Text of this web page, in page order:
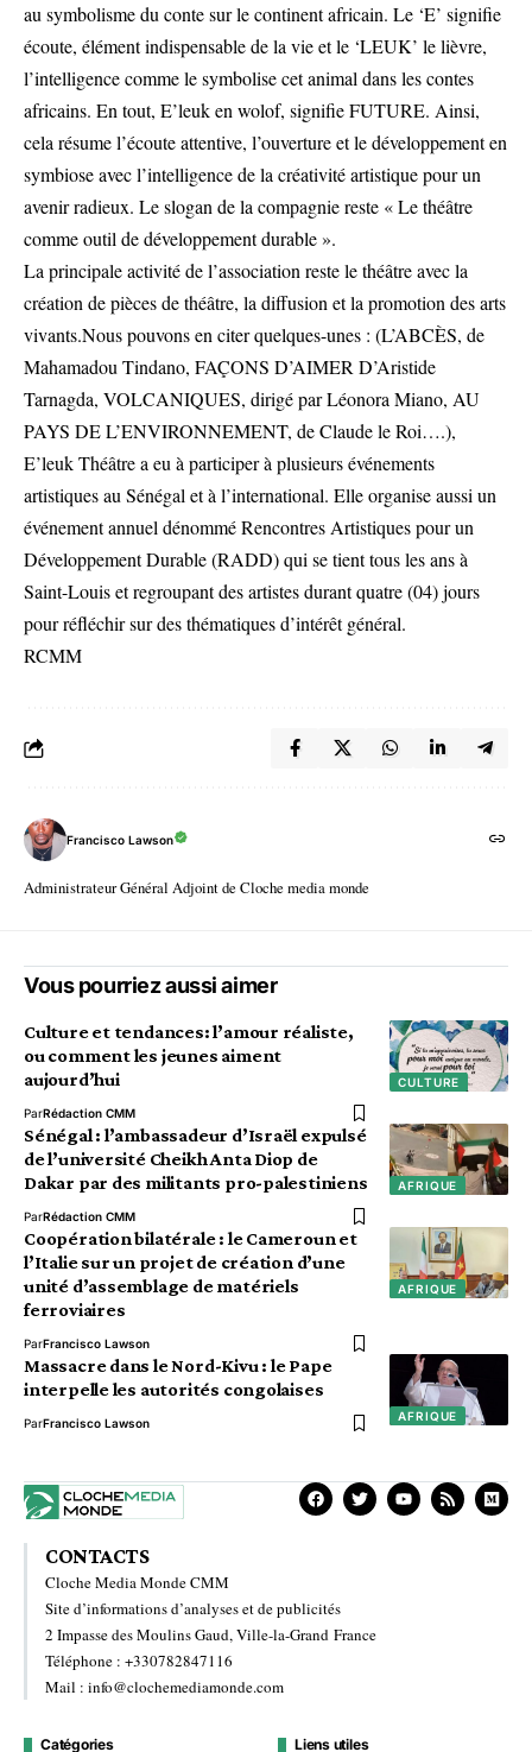
au symbolisme du conte sur le continent africain. Le ‘E’ signifie
écoute, élément indispensable de la vie et le ‘LEUK’ le lièvre,
l’intelligence comme le symbolise cet animal dans les contes
africains. En tout, E’leuk en wolof, signifie FUTURE. Ainsi,
cela résume l’écoute attentive, l’ouverture et le développement en
symbiose avec l’intelligence de la créativité artistique pour un
avenir radieux. Le slogan de la compagnie reste « Le théâtre
comme outil de développement durable ».
La principale activité de l’association reste le théâtre avec la
création de pièces de théâtre, la diffusion et la promotion des arts
vivants.Nous pouvons en citer quelques-unes : (L’ABCÈS, de
Mahamadou Tindano, FAÇONS D’AIMER D’Aristide
Tarnagda, VOLCANIQUES, dirigé par Léonora Miano, AU
PAYS DE L’ENVIRONNEMENT, de Claude le Roi….),
E’leuk Théâtre a eu à participer à plusieurs événements
artistiques au Sénégal et à l’international. Elle organise aussi un
événement annuel dénommé Rencontres Artistiques pour un
Développement Durable (RADD) qui se tient tous les ans à
Saint-Louis et regroupant des artistes durant quatre (04) jours
pour réfléchir sur des thématiques d’intérêt général.
RCMM
Francisco Lawson
Administrateur Général Adjoint de Cloche media monde
Vous pourriez aussi aimer
CULTURE
Culture et tendances: l’amour réaliste,
ou comment les jeunes aiment
aujourd’hui
ParRédaction CMM
AFRIQUE
Sénégal : l’ambassadeur d’Israël expulsé
de l’université Cheikh Anta Diop de
Dakar par des militants pro-palestiniens
ParRédaction CMM
AFRIQUE
Coopération bilatérale : le Cameroun et
l’Italie sur un projet de création d’une
unité d’assemblage de matériels
ferroviaires
ParFrancisco Lawson
AFRIQUE
Massacre dans le Nord-Kivu : le Pape
interpelle les autorités congolaises
ParFrancisco Lawson
CONTACTS
Cloche Media Monde CMM
Site d’informations d’analyses et de publicités
2 Impasse des Moulins Gaud, Ville-la-Grand France
Téléphone : +330782847116
Mail : info@clochemediamonde.com
Catégories Liens utiles